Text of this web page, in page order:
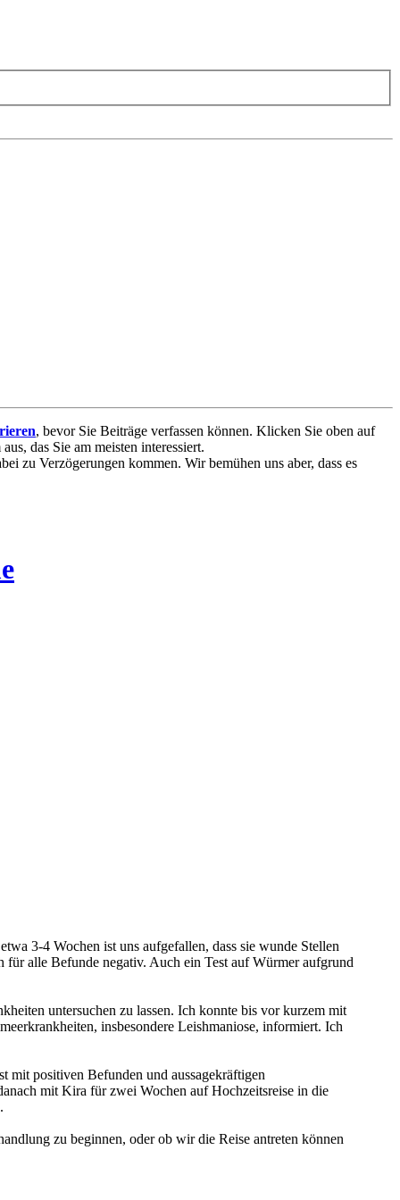
, bevor Sie Beiträge verfassen können. Klicken Sie oben auf
das Sie am meisten interessiert.
zu Verzögerungen kommen. Wir bemühen uns aber, dass es
3-4 Wochen ist uns aufgefallen, dass sie wunde Stellen
alle Befunde negativ. Auch ein Test auf Würmer aufgrund
untersuchen zu lassen. Ich konnte bis vor kurzem mit
insbesondere Leishmaniose, informiert. Ich
mit positiven Befunden und aussagekräftigen
mit Kira für zwei Wochen auf Hochzeitsreise in die
zu beginnen, oder ob wir die Reise antreten können